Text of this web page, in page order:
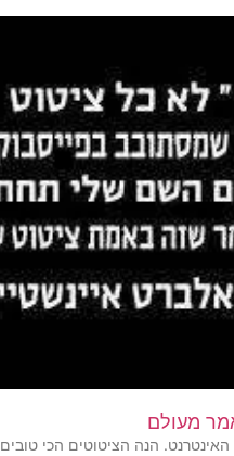
מעולם
הנה הציטוטים הכי טובים